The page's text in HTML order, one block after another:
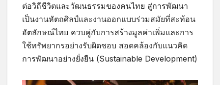
ต่อวิถีชีวิตและวัฒนธรรมของคนไทย สู่การพัฒนา
เป็นงานหัตถศิลป์และงานออกแบบร่วมสมัยที่สะท้อน
อัตลักษณ์ไทย ควบคู่กับการสร้างมูลค่าเพิ่มและการ
ใช้ทรัพยากรอย่างรับผิดชอบ สอดคล้องกับแนวคิด
การพัฒนาอย่างยั่งยืน (Sustainable Development)